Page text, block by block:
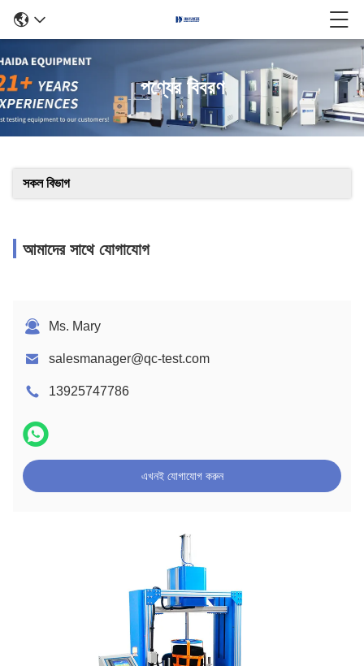
পণ্যের বিবরণ
সকল বিভাগ
আমাদের সাথে যোগাযোগ
Ms. Mary
salesmanager@qc-test.com
13925747786
এখনই যোগাযোগ করুন